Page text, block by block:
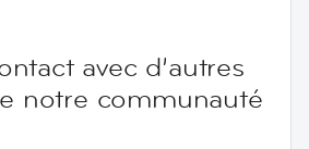
avec d’autres
notre communauté